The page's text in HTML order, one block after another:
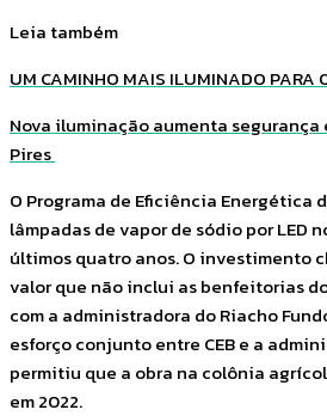
Leia também
UM CAMINHO MAIS ILUMINADO PARA
Nova iluminação aumenta
Pires
O Programa de Eficiência Energética
lâmpadas de vapor de sódio por LED
últimos quatro anos. O investimento
valor que não inclui as benfeitorias
com a administradora do Riacho
esforço conjunto entre CEB e a
permitiu que a obra na colônia
em 2022.